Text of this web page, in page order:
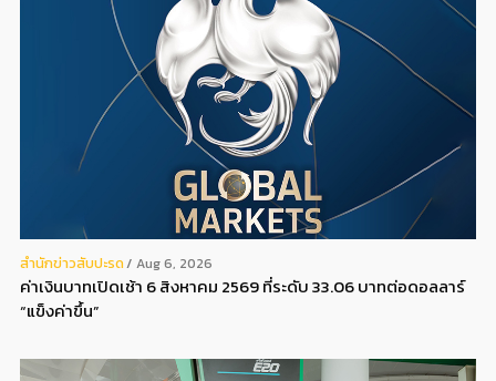
สํานักข่าวสับปะรด Aug 6, 2026
ค่าเงินบาทเปิดเช้า 6 สิงหาคม 2569 ที่ระดับ 33.06 บาทต่อดอลลาร์
“แข็งค่าขึ้น”